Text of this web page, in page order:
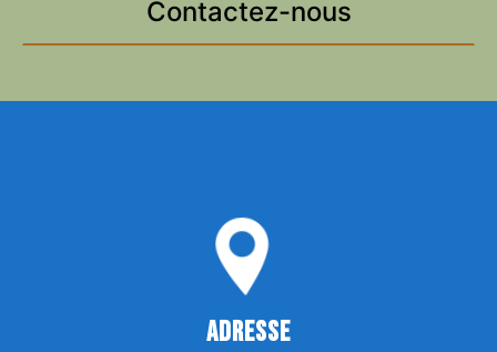
Contactez-nous
ADRESSE